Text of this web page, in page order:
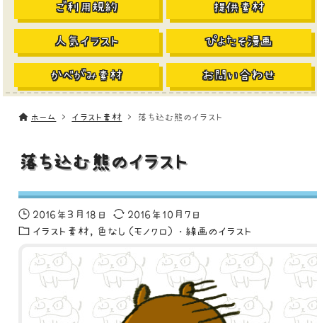
ご利用規約 提供素材
人気イラスト ぴよたそ漫画
かべがみ素材 お問い合わせ
ホーム イラスト素材 落ち込む熊のイラスト
落ち込む熊のイラスト
2016年3月18日
2016年10月7日
イラスト素材
色なし（モノクロ）・線画のイラスト